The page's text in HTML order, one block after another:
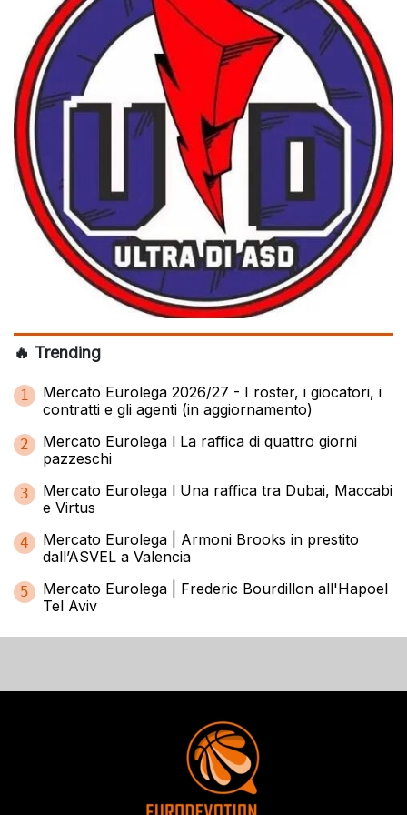
🔥 Trending
1
Mercato Eurolega 2026/27 - I roster, i giocatori, i
contratti e gli agenti (in aggiornamento)
2
Mercato Eurolega l La raffica di quattro giorni
pazzeschi
3
Mercato Eurolega l Una raffica tra Dubai, Maccabi
e Virtus
4
Mercato Eurolega | Armoni Brooks in prestito
dall’ASVEL a Valencia
5
Mercato Eurolega | Frederic Bourdillon all'Hapoel
Tel Aviv